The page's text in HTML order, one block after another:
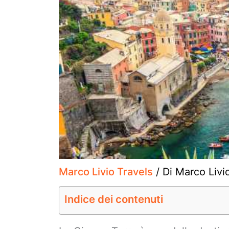
Marco Livio Travels / Di Marco
Indice dei contenuti